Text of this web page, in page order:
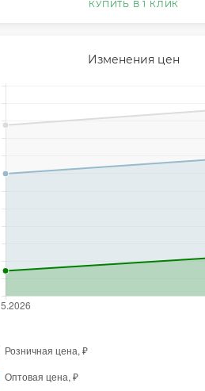
КУПИТЬ В 1 КЛИК
Изменения цен
Розничная цена, ₽
Оптовая цена, ₽